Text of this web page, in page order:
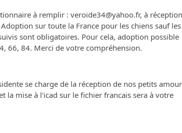
à remplir : veroide34@yahoo.fr, à réception
sur toute la France pour les chiens sauf les
sont obligatoires. Pour cela, adoption possible
66, 84. Merci de votre compréhension.
se charge de la réception de nos petits
la mise à l'icad sur le fichier francais sera à votre